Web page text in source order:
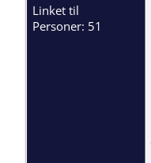
Linket til
Personer: 51